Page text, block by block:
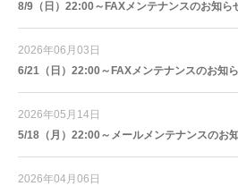
8/9（日）22:00～FAXメンテナンスのお知ら
2026年06月03日
6/21（日）22:00～FAXメンテナンスのお知
2026年05月14日
5/18（月）22:00～メールメンテナンスのお
2026年04月06日